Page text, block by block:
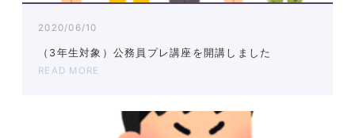
2020/06/10
（3年生対象）公務員プレ講座を開講しました
READ MORE